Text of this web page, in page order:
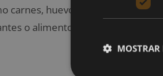
carnes, huevos, pescados,
o alimentos altos en fructosa.
MOSTRAR